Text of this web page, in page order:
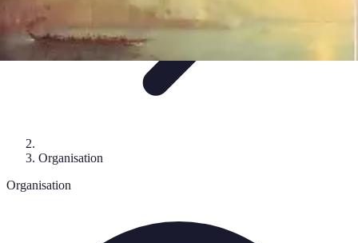
Organisation
Organisation